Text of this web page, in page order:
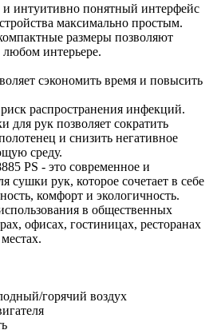
и интуитивно понятный интерфейс
максимально простым.
размеры позволяют
любом интерьере.
сэкономить время и повысить
распространения инфекций.
для рук позволяет сократить
и снизить негативное
среду.
PS - это современное и
сушки рук, которое сочетает в себе
комфорт и экологичность.
в общественных
офисах, гостиницах, ресторанах
горячий воздух